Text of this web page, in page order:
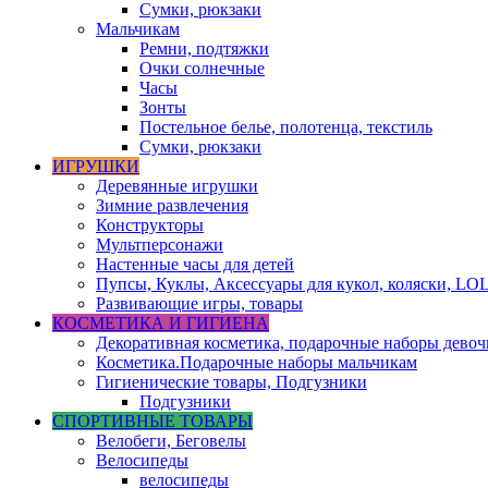
Сумки, рюкзаки
Мальчикам
Ремни, подтяжки
Очки солнечные
Часы
Зонты
Постельное белье, полотенца, текстиль
Сумки, рюкзаки
ИГРУШКИ
Деревянные игрушки
Зимние развлечения
Конструкторы
Мультперсонажи
Настенные часы для детей
Пупсы, Куклы, Аксессуары для кукол, коляски,
Развивающие игры, товары
КОСМЕТИКА И ГИГИЕНА
Декоративная косметика, подарочные наборы
Косметика.Подарочные наборы мальчикам
Гигиенические товары, Подгузники
Подгузники
СПОРТИВНЫЕ ТОВАРЫ
Велобеги, Беговелы
Велосипеды
велосипеды